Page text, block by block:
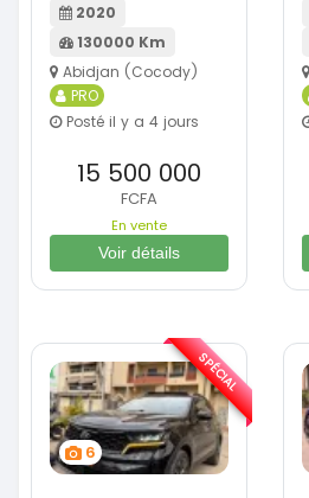
2020
130000 Km
Abidjan (Cocody)
PRO
Posté il y a 4 jours
15 500 000
FCFA
En vente
Voir détails
6
SPÉCIAL